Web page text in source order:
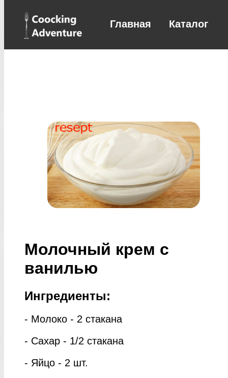
Главная Каталог
Молочный крем с
ванилью
Ингредиенты:
- Молоко - 2 стакана
- Сахар - 1/2 стакана
- Яйцо - 2 шт.